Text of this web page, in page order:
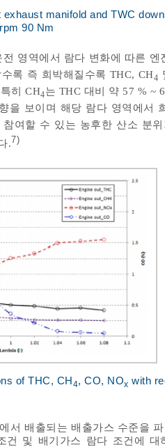
manifold and TWC
90 Nm
영역에서 람다 변화에 따른 엔
록 즉 희박해질수록 THC, CH4
히 CH4는 THC 대비 약 57 % ~
을 보이며 해당 람다 영역에서
여할 수 있는 농후한 산소 분
.7)
of THC, CH4, CO, NOx with
서 배출되는 배출가스 수준을
건 및 배기가스 람다 조건에